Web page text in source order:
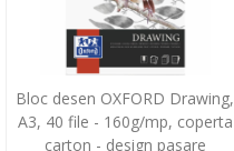
Bloc desen OXFORD Drawing,
A3, 40 file - 160g/mp, coperta
carton - design pasare